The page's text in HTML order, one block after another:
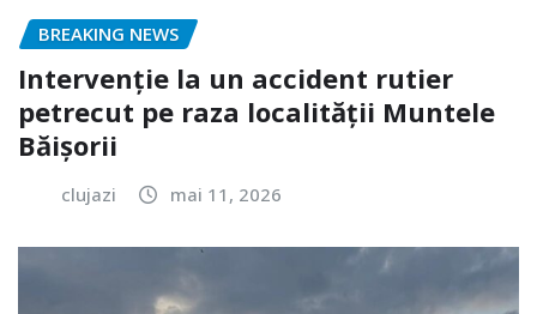
BREAKING NEWS
Intervenție la un accident rutier
petrecut pe raza localității Muntele
Băișorii
clujazi mai 11, 2026